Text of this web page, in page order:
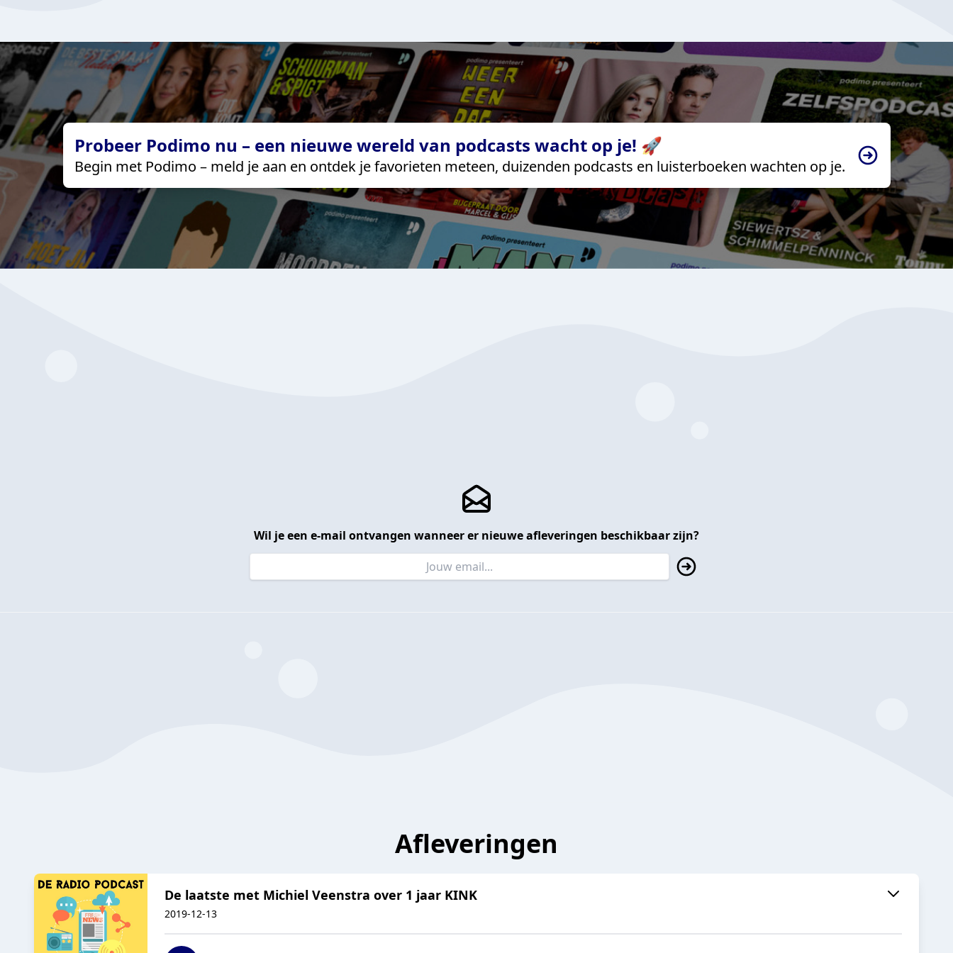
Probeer Podimo nu – een nieuwe wereld van podcasts wacht op je! 🚀
Begin met Podimo – meld je aan en ontdek je favorieten meteen, duizenden podcasts en luisterboeken wachten op je.
Wil je een e-mail ontvangen wanneer er nieuwe afleveringen beschikbaar zijn?
Afleveringen
De laatste met Michiel Veenstra over 1 jaar KINK
2019-12-13